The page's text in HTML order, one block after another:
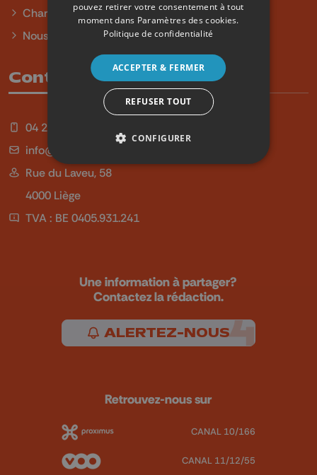
Charte sur l'égalité et la diversité
Nous contacter
Contact
04 254 99 99
info@qu4tre.be
Rue du Laveu, 58
4000 Liège
TVA : BE 0405.931.241
Une information à partager?
Contactez la rédaction.
ALERTEZ-NOUS
Retrouvez-nous sur
CANAL 10/166
CANAL 11/12/55
pouvez retirer votre consentement à tout
moment dans Paramètres des cookies.
Politique de confidentialité
ACCEPTER & FERMER
REFUSER TOUT
CONFIGURER